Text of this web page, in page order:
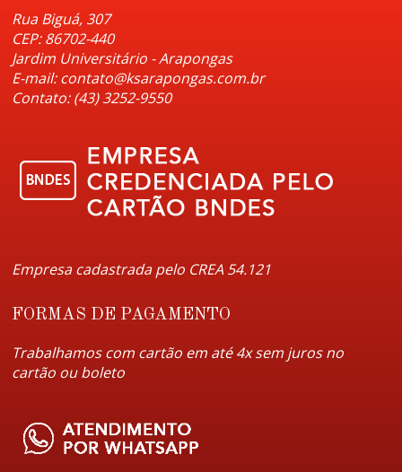
Rua Biguá, 307
CEP: 86702-440
Jardim Universitário - Arapongas
E-mail: contato@ksarapongas.com.br
Contato: (43) 3252-9550
Empresa cadastrada pelo CREA 54.121
FORMAS DE PAGAMENTO
Trabalhamos com cartão em até 4x sem juros no
cartão ou boleto